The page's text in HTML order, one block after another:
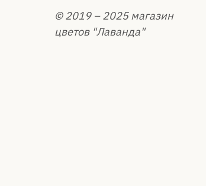
© 2019 – 2025 магазин
цветов "Лаванда"